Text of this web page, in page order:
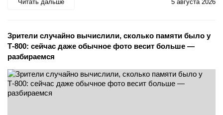
Читать дальше 5 августа 2026
Зрители случайно вычислили, сколько памяти было у
Т-800: сейчас даже обычное фото весит больше —
разбираемся